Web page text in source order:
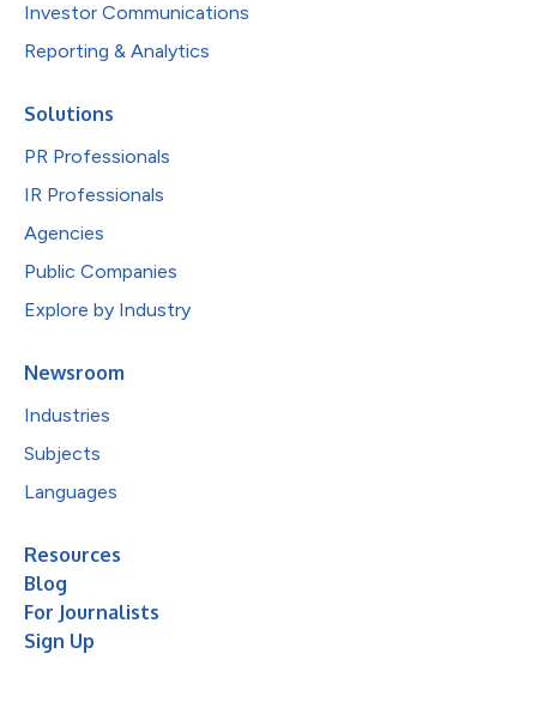
Investor Communications
Reporting & Analytics
Solutions
PR Professionals
IR Professionals
Agencies
Public Companies
Explore by Industry
Newsroom
Industries
Subjects
Languages
Resources
Blog
For Journalists
Sign Up